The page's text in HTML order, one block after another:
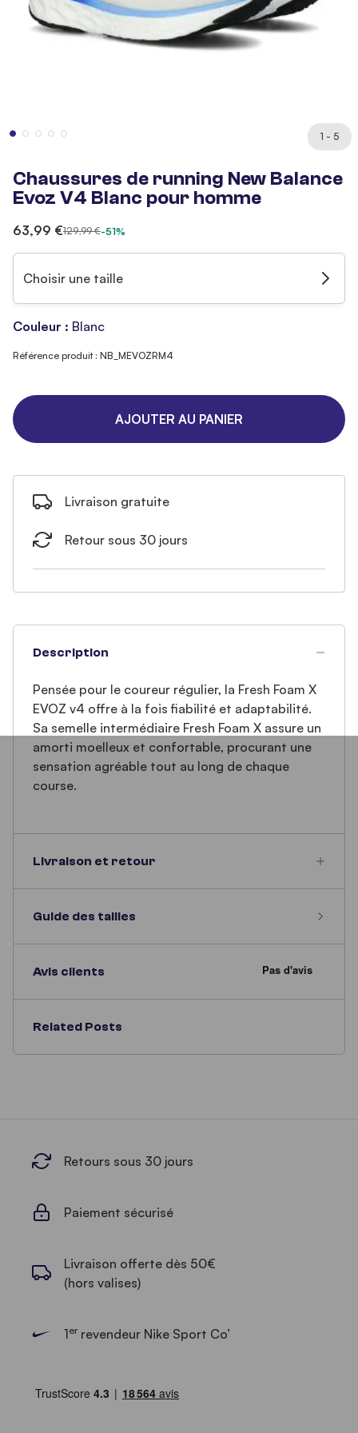
1 - 5
Chaussures de running New Balance
Evoz V4 Blanc pour homme
63,99 €129,99 €-51%
Choisir une taille
Couleur : Blanc
Référence produit : NB_MEVOZRM4
AJOUTER AU PANIER
Livraison gratuite
Retour sous 30 jours
Description
Pensée pour le coureur régulier, la Fresh Foam X
EVOZ v4 offre à la fois fiabilité et adaptabilité.
Sa semelle intermédiaire Fresh Foam X assure un
amorti moelleux et confortable, procurant une
sensation agréable tout au long de chaque
course.
Livraison et retour
Guide des tailles
Avis clients
Related Posts
Retours sous 30 jours
Paiement sécurisé
Livraison offerte dès 50€
(hors valises)
1errevendeur Nike Sport Co’